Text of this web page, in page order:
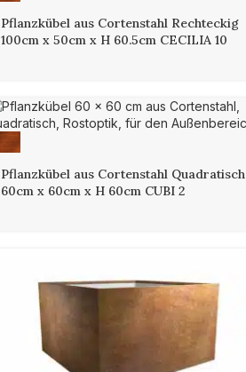
Pflanzkübel aus Cortenstahl Rechteckig
100cm x 50cm x H 60.5cm CECILIA 10
Pflanzkübel aus Cortenstahl Quadratisch
60cm x 60cm x H 60cm CUBI 2